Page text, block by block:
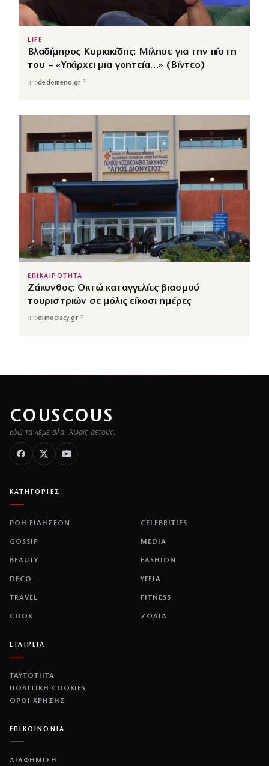
LIFE
Βλαδίμηρος Κυριακίδης: Μίλησε για την πίστη
του – «Υπάρχει μια γοητεία…» (Βίντεο)
απόdedomeno.gr ↗
ΕΠΙΚΑΙΡΟΤΗΤΑ
Ζάκυνθος: Οκτώ καταγγελίες βιασμού
τουριστριών σε μόλις είκοσι ημέρες
απόdimocracy.gr↗
COUSCOUS
Εδώ τα λέμε όλα. Χωρίς ρετούς.
ΚΑΤΗΓΟΡΙΕΣ
ΡΟΗ ΕΙΔΗΣΕΩΝ CELEBRITIES
GOSSIP MEDIA
BEAUTY FASHION
DECO ΥΓΕΙΑ
TRAVEL FITNESS
COOK ΖΩΔΙΑ
ΕΤΑΙΡΕΙΑ
ΤΑΥΤΟΤΗΤΑ
ΠΟΛΙΤΙΚΉ COOKIES
ΌΡΟΙ ΧΡΉΣΗΣ
ΕΠΙΚΟΙΝΩΝΙΑ
ΔΙΑΦΗΜΙΣΗ